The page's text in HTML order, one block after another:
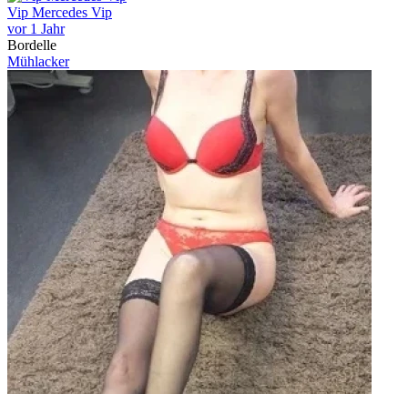
Vip Mercedes Vip
vor 1 Jahr
Bordelle
Mühlacker